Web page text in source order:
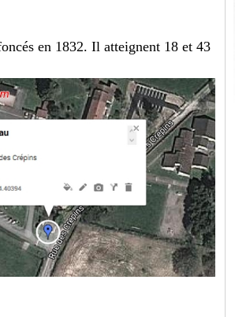
en 1832. Il atteignent 18 et 43